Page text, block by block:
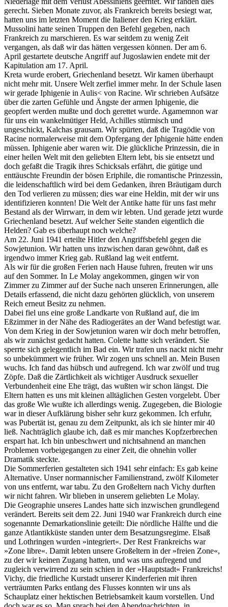
gerecht. Sieben Monate zuvor, als Frankreich bereits besiegt war,
hatten uns im letzten Moment die Italiener den Krieg erklärt.
Mussolini hatte seinen Truppen den Befehl gegeben, nach
Frankreich zu marschieren. Es war seitdem zu wenig Zeit
vergangen, als daß wir das hätten vergessen können. Der am 6.
April gestartete deutsche Angriff auf Jugoslawien endete mit der
Kapitulation am 17. April.
Kreta wurde erobert, Griechenland besetzt. Wir kamen überhaupt
nicht mehr mit. Unsere Welt zerfiel immer mehr. In der Schule lasen
wir gerade Iphigenie in Aulis< von Racine. Wir schrieben Aufsätze
über die zarten Gefühle und Ängste der armen Iphigenie, die
geopfert werden mußte und doch gerettet wurde. Agamemnon war
für uns ein wankelmütiger Held, Achilles stürmisch und
ungeschickt, Kalchas grausam. Wir spürten, daß die Tragödie von
Racine normalerweise mit dem Opfergang der Iphigenie hätte enden
müssen. Iphigenie aber waren wir. Die glückliche Prinzessin, die in
einer heilen Welt mit den geliebten Eltern lebt, bis sie entsetzt und
doch gefaßt die Tragik ihres Schicksals erfährt, die gütige und
enttäuschte Freundin der bösen Eriphile, die romantische Prinzessin,
die leidenschaftlich wird bei dem Gedanken, ihren Bräutigam durch
den Tod verlieren zu müssen; dies war eine Heldin, mit der wir uns
identifizieren konnten! Die Welt der Antike hatte für uns fast mehr
Bestand als der Wirrwarr, in dem wir lebten. Und gerade jetzt wurde
Griechenland besetzt. Auf welcher Seite standen eigentlich die
Helden? Gab es überhaupt noch welche?
Am 22. Juni 1941 erteilte Hitler den Angriffsbefehl gegen die
Sowjetunion. Wir hatten uns inzwischen daran gewöhnt, daß es
irgendwo immer Krieg gab. Rußland lag weit entfernt.
Als wir für die großen Ferien nach Hause fuhren, freuten wir uns
auf den Sommer. In Le Molay angekommen, gingen wir von
Zimmer zu Zimmer auf der Suche nach unseren Erinnerungen, alle
Details erfassend, die nicht dazu gehörten glücklich, von unserem
Reich erneut Besitz zu nehmen.
Dabei fiel uns eine große Landkarte von Rußland auf, die im
Eßzimmer in der Nähe des Radiogerätes an der Wand befestigt war.
Von dem Krieg in der Sowjetunion waren wir doch mehr betroffen,
als wir zunächst gedacht hatten. Colette hatte sich verändert. Sie
sperrte sich gelegentlich im Bad ein. Wir trafen uns nackt nicht mehr
so unbekümmert wie früher. Wir zogen uns schnell an. Mein Busen
wuchs. Ich fand das hübsch und aufregend. Ich war zwölf und trug
Zöpfe. Daß die Zärtlichkeit als wichtiger Ausdruck sexueller
Verbundenheit eine Ehe trägt, das wußten wir schon längst. Die
Eltern hatten es uns mit kleinen alltäglichen Gesten vorgelebt. Über
das große Wie wußte ich allerdings wenig. Zugegeben, die Biologie
war in dieser Aufklärung bisher sehr kurz gekommen. Ich erfuhr,
was Pubertät ist, genau zu dem Zeitpunkt, als ich sie hinter mir 40
ließ. Nachträglich glaube ich, daß es mir manches Kopfzerbrechen
erspart hat. Ich bin unbeschwert und nichtsahnend an manchen
Problemen vorbeigegangen zu einer Zeit, die ohnehin voller
Dramatik steckte.
Die Sommerferien gestalteten sich 1941 sehr einfach: Es gab keine
Alternative. Unser normannischer Familienstrand, zwölf Kilometer
von uns entfernt, war tabu. Zu den Großeltern nach Vichy durften
wir nicht fahren. Wir blieben in unserem geliebten Le Molay.
Die Geographie unseres Landes hatte sich inzwischen grundlegend
verändert. Bereits seit dem 22. Juni 1940 war Frankreich durch eine
sogenannte Demarkationslinie geteilt: Die nördliche Hälfte und die
ganze Atlantikküste standen unter dem Besatzungsregime. Elsaß
und Lothringen wurden »integriert«. Der Rest Frankreichs war
»Zone libre«. Damit lebten unsere Großeltern in der »freien Zone«,
zu der wir keinen Zugang hatten, und was uns aufregend und
zugleich verwirrend zu sein schien in der »Hauptstadt« Frankreichs!
Vichy, die friedliche Kurstadt unserer Kinderferien mit ihren
verträumten Parks entlang des Flusses konnten wir uns als
Schauplatz einer hektischen Betriebsamkeit kaum vorstellen. Und